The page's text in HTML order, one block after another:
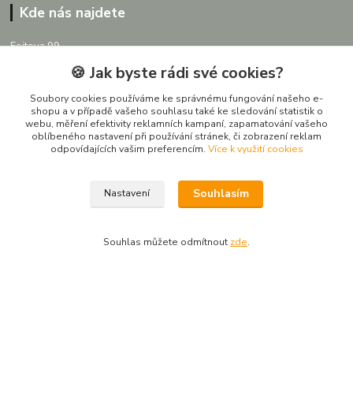
Kde nás najdete
Fojtova 99
463 22 Mníšek - Fojtka
Kontakty
🍪 Jak byste rádi své cookies?
Soubory cookies používáme ke správnému fungování našeho e-
shopu a v případě vašeho souhlasu také ke sledování statistik o
webu, měření efektivity reklamních kampaní, zapamatování vašeho
oblíbeného nastavení při používání stránek, či zobrazení reklam
odpovídajících vašim preferencím. Více k využití cookies
Nastavení Souhlasím
Souhlas můžete odmítnout zde.